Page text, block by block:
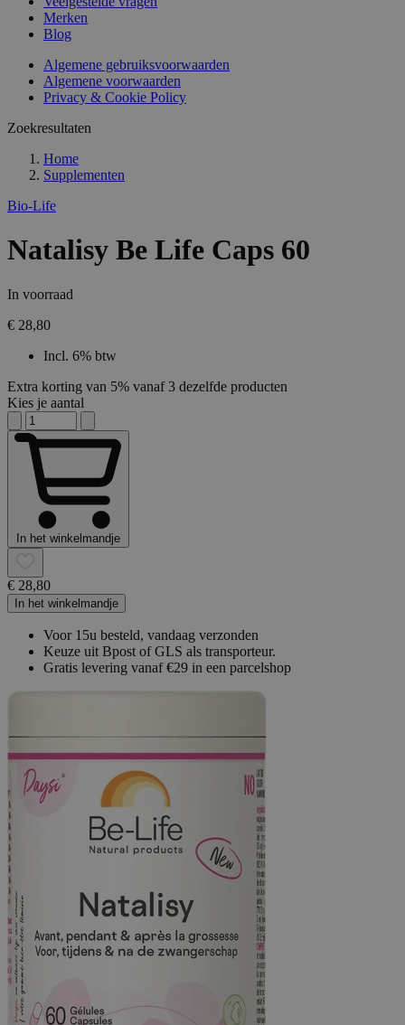
Merken
Blog
Algemene gebruiksvoorwaarden
Algemene voorwaarden
Privacy & Cookie Policy
Zoekresultaten
Home
Supplementen
Bio-Life
Natalisy Be Life Caps 60
In voorraad
€ 28,80
Incl. 6% btw
Extra korting van 5% vanaf 3 dezelfde producten
Kies je aantal
In het winkelmandje
€ 28,80
In het winkelmandje
Voor 15u besteld, vandaag verzonden
Keuze uit Bpost of GLS als transporteur.
Gratis levering vanaf €29 in een parcelshop